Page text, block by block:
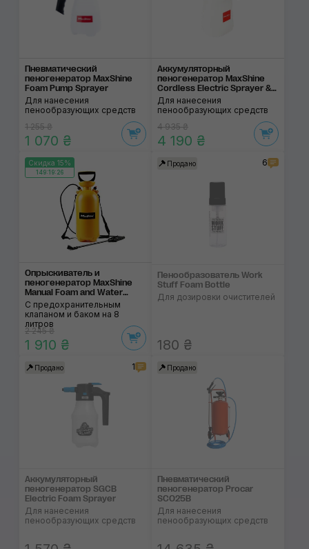
Пневматический
пеногенератор MaxShine
Foam Pump Sprayer
Для нанесения
пенообразующих средств
1 255 ₴
1 070 ₴
Аккумуляторный
пеногенератор MaxShine
Cordless Electric Sprayer &
Foamer
Для нанесения
пенообразующих средств
4 935 ₴
4 190 ₴
Скидка 15%
149:19:25
Опрыскиватель и
пеногенератор MaxShine
Manual Foam and Water
Sprayer
С предохранительным
клапаном и баком на 8
литров
2 245 ₴
1 910 ₴
Продано 6
Пенообразователь Work
Stuff Foam Bottle
Для дозировки очистителей
180 ₴
Продано 1
Аккумуляторный
пеногенератор SGCB
Electric Foam Sprayer
Для нанесения
пенообразующих средств
Продано
Пневматический
пеногенератор Procar
SCO25B
Для нанесения
пенообразующих средств